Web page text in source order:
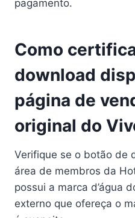
pagamento.
Como
download
página de
original do
Verifique se o botão de
área de membros da
possui a marca d’água
externo que ofereça o